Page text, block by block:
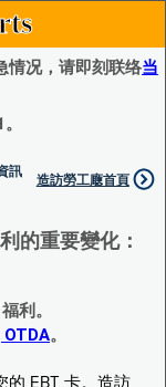
情况，请即刻联络当
訊
造訪勞工廰首頁
的重要變化：
利。
。
的 EBT 卡。造訪